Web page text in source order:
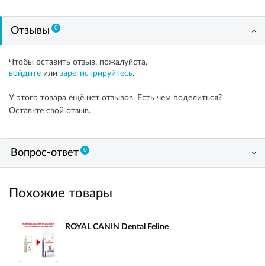
Отзывы 0
Чтобы оставить отзыв, пожалуйста,
войдите или зарегистрируйтесь.
У этого товара ещё нет отзывов. Есть чем поделиться?
Оставьте свой отзыв.
Вопрос-ответ 0
Похожие товары
ROYAL CANIN Dental Feline